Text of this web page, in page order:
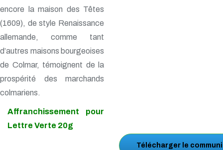
encore la maison des Têtes
(1609), de style Renaissance
allemande, comme tant
d’autres maisons bourgeoises
de Colmar, témoignent de la
prospérité des marchands
colmariens.
Affranchissement pour
Lettre Verte 20g
Télécharger le